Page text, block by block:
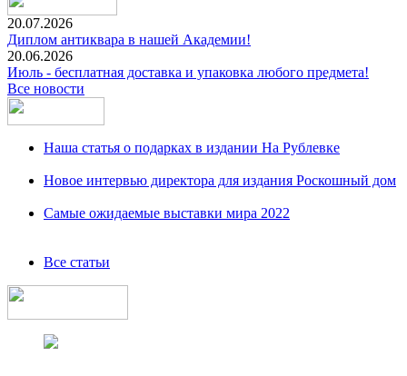
20.07.2026
Диплом антиквара в нашей Академии!
20.06.2026
Июль - бесплатная доставка и упаковка любого предмета!
Все новости
Наша статья о подарках в издании На Рублевке
Новое интервью директора для издания Роскошный дом
Самые ожидаемые выставки мира 2022
Все статьи